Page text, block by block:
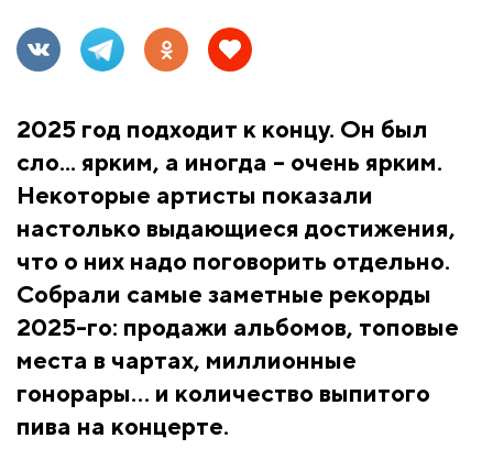
2025 год подходит к концу. Он был
сло... ярким, а иногда – очень ярким.
Некоторые артисты показали
настолько выдающиеся достижения,
что о них надо поговорить отдельно.
Собрали самые заметные рекорды
2025-го: продажи альбомов, топовые
места в чартах, миллионные
гонорары… и количество выпитого
пива на концерте.